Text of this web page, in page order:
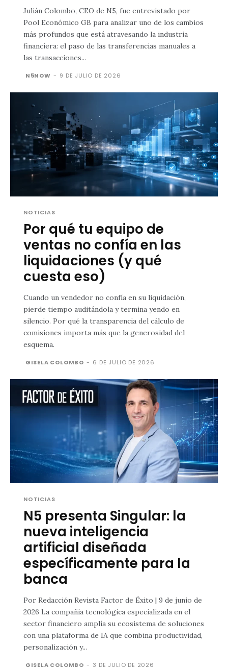
Julián Colombo, CEO de N5, fue entrevistado por
Pool Económico GB para analizar uno de los cambios
más profundos que está atravesando la industria
financiera: el paso de las transferencias manuales a
las transacciones...
N5NOW - 9 DE JULIO DE 2026
NOTICIAS
Por qué tu equipo de
ventas no confía en las
liquidaciones (y qué
cuesta eso)
Cuando un vendedor no confía en su liquidación,
pierde tiempo auditándola y termina yendo en
silencio. Por qué la transparencia del cálculo de
comisiones importa más que la generosidad del
esquema.
GISELA COLOMBO - 6 DE JULIO DE 2026
NOTICIAS
N5 presenta Singular: la
nueva inteligencia
artificial diseñada
específicamente para la
banca
Por Redacción Revista Factor de Éxito | 9 de junio de
2026 La compañía tecnológica especializada en el
sector financiero amplía su ecosistema de soluciones
con una plataforma de IA que combina productividad,
personalización y...
GISELA COLOMBO - 3 DE JULIO DE 2026